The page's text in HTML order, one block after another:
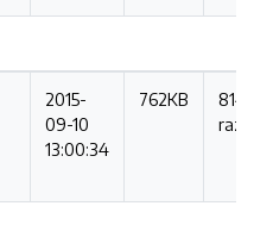
2015-
09-10
13:00:34
762KB
814
razy